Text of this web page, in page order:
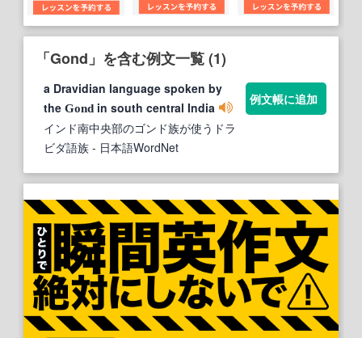
「Gond」を含む例文一覧 (1)
a Dravidian language spoken by
the Gond in south central India
インド南中央部のゴンド族が使うドラ
ビダ語族 - 日本語WordNet
例文帳に追加